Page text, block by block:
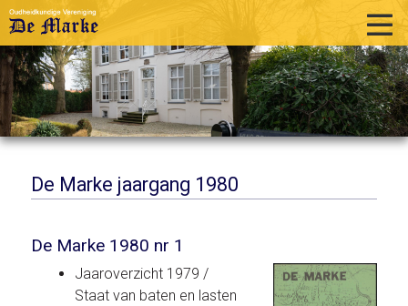
home
historie
activiteiten
contact
De Marke jaargang 1980
De Marke 1980 nr 1
Jaaroverzicht 1979 /
Staat van baten en lasten